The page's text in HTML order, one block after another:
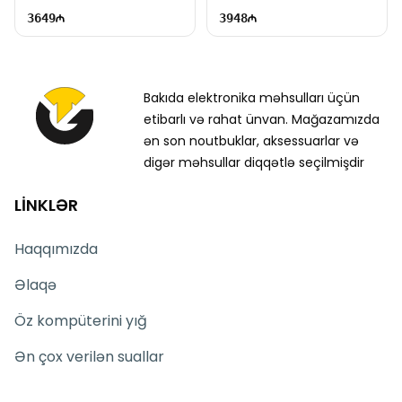
3649
EC1064
3948
Bakıda elektronika məhsulları üçün
etibarlı və rahat ünvan. Mağazamızda
ən son noutbuklar, aksessuarlar və
digər məhsullar diqqətlə seçilmişdir
LİNKLƏR
Haqqımızda
Əlaqə
Öz kompüterini yığ
Ən çox verilən suallar